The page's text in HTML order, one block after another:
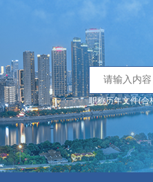
职称历年文件(合